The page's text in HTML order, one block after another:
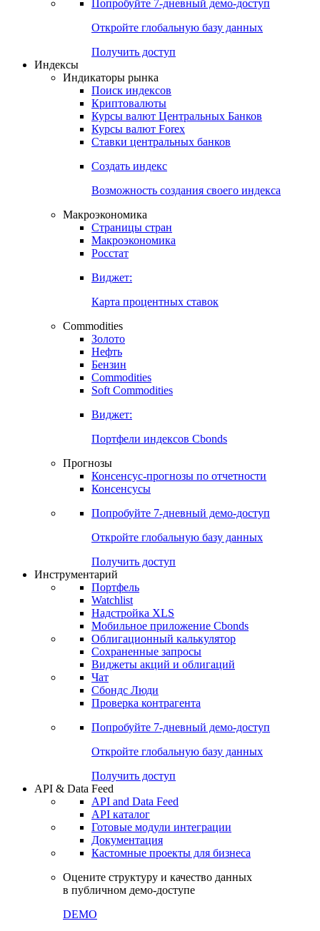
Попробуйте 7-дневный демо-доступ
Откройте глобальную базу данных
Получить доступ
Индексы
Индикаторы рынка
Поиск индексов
Криптовалюты
Курсы валют Центральных Банков
Курсы валют Forex
Ставки центральных банков
Создать индекс
Возможность создания своего индекса
Макроэкономика
Страницы стран
Макроэкономика
Росстат
Виджет:
Карта процентных ставок
Commodities
Золото
Нефть
Бензин
Commodities
Soft Commodities
Виджет:
Портфели индексов Cbonds
Прогнозы
Консенсус-прогнозы по отчетности
Консенсусы
Попробуйте 7-дневный демо-доступ
Откройте глобальную базу данных
Получить доступ
Инструментарий
Портфель
Watchlist
Надстройка XLS
Мобильное приложение Cbonds
Облигационный калькулятор
Сохраненные запросы
Виджеты акций и облигаций
Чат
Сбондс Люди
Проверка контрагента
Попробуйте 7-дневный демо-доступ
Откройте глобальную базу данных
Получить доступ
API & Data Feed
API and Data Feed
API каталог
Готовые модули интеграции
Документация
Кастомные проекты для бизнеса
Оцените структуру и качество данных
в публичном демо-доступе
DEMO